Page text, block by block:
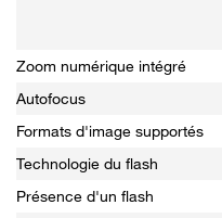
Zoom numérique intégré
Autofocus
Formats d'image supportés
Technologie du flash
Présence d'un flash